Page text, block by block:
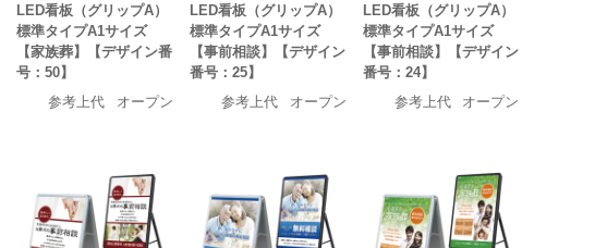
LED看板（グリップA）
標準タイプA1サイズ
【家族葬】【デザイン番
号：50】
参考上代
オープン
LED看板（グリップA）
標準タイプA1サイズ
【事前相談】【デザイン
番号：25】
参考上代
オープン
LED看板（グリップA）
標準タイプA1サイズ
【事前相談】【デザイン
番号：24】
参考上代
オープン